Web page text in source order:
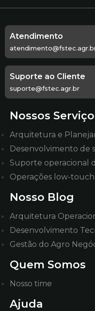
Nossos
Arquitetura e
Desenvolvimento de
Suporte operacional
Operações low-touch
Nosso Blog
Arquitetura
Desenvolvimento
Gestão do Agro
Quem Somos
Nosso time
Ajuda
Atendimento
Suporte ao Cliente
suporte@fstec.agr.br